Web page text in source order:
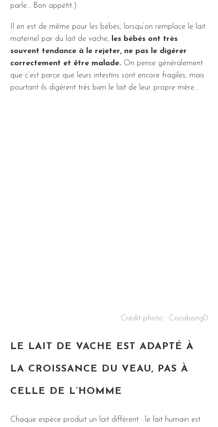
parle… Bon appétit.)
Il en est de même pour les bébés, lorsqu’on remplace le lait
maternel par du lait de vache,
les bébés ont très
souvent tendance à le rejeter, ne pas le digérer
correctement et être malade. On pense généralement
que c’est parce que leurs intestins sont encore fragiles, mais
pourtant ils digèrent très bien le lait de leur propre mère…
Crédit photo : Cocabong0
LE LAIT DE VACHE EST ADAPTÉ À
LA CROISSANCE DU VEAU, PAS À
CELLE DE L’HOMME
Chaque espèce produit un lait différent : le lait humain est